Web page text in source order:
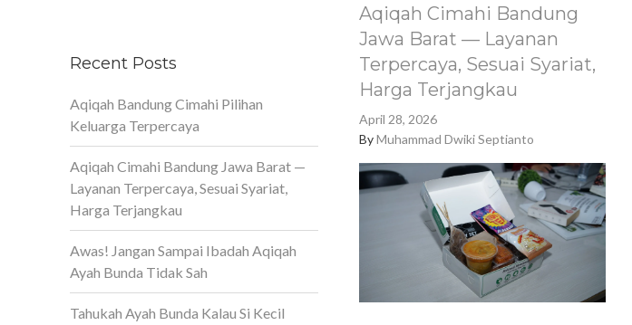
Aqiqah Cimahi Bandung
Jawa Barat — Layanan
Terpercaya, Sesuai Syariat,
Harga Terjangkau
April 28, 2026
ByMuhammad Dwiki Septianto
Recent Posts
Aqiqah Bandung Cimahi Pilihan
Keluarga Terpercaya
Aqiqah Cimahi Bandung Jawa Barat —
Layanan Terpercaya, Sesuai Syariat,
Harga Terjangkau
Awas! Jangan Sampai Ibadah Aqiqah
Ayah Bunda Tidak Sah
Tahukah Ayah Bunda Kalau Si Kecil